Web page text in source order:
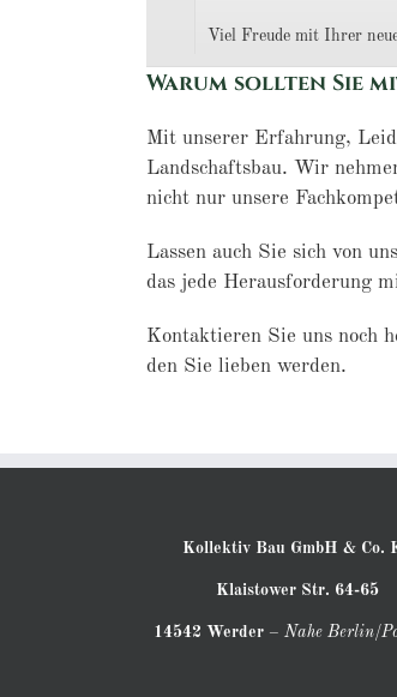
Viel Freude mit Ihrer
Warum sollten Sie
Mit unserer Erfahrung,
Landschaftsbau. Wir
nicht nur unsere
Lassen auch Sie sich von
das jede Herausforderung
Kontaktieren Sie uns noch
den Sie lieben werden.
Kollektiv Bau GmbH & Co.
Klaistower Str. 64-65
14542 Werder– Nahe Berlin/